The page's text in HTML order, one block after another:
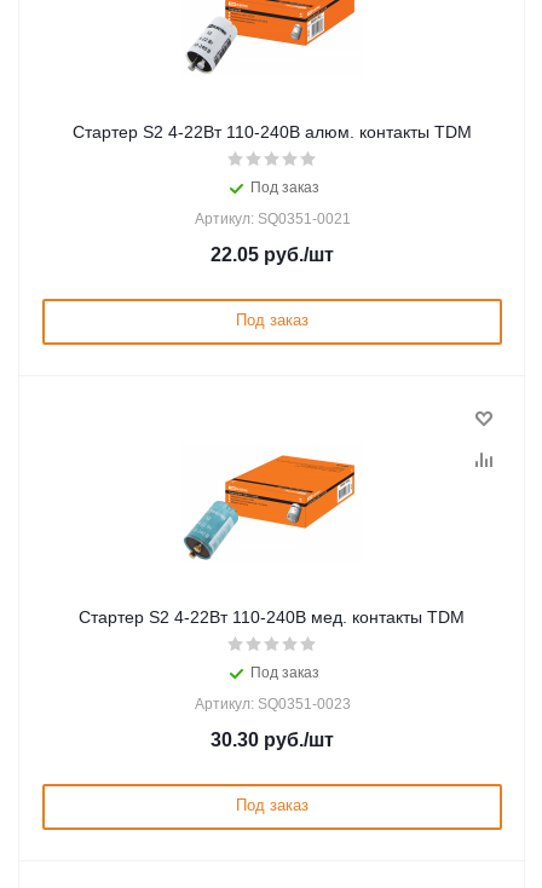
Стартер S2 4-22Вт 110-240В алюм. контакты TDM
Под заказ
Артикул: SQ0351-0021
22.05 руб./шт
Под заказ
Стартер S2 4-22Вт 110-240В мед. контакты TDM
Под заказ
Артикул: SQ0351-0023
30.30 руб./шт
Под заказ